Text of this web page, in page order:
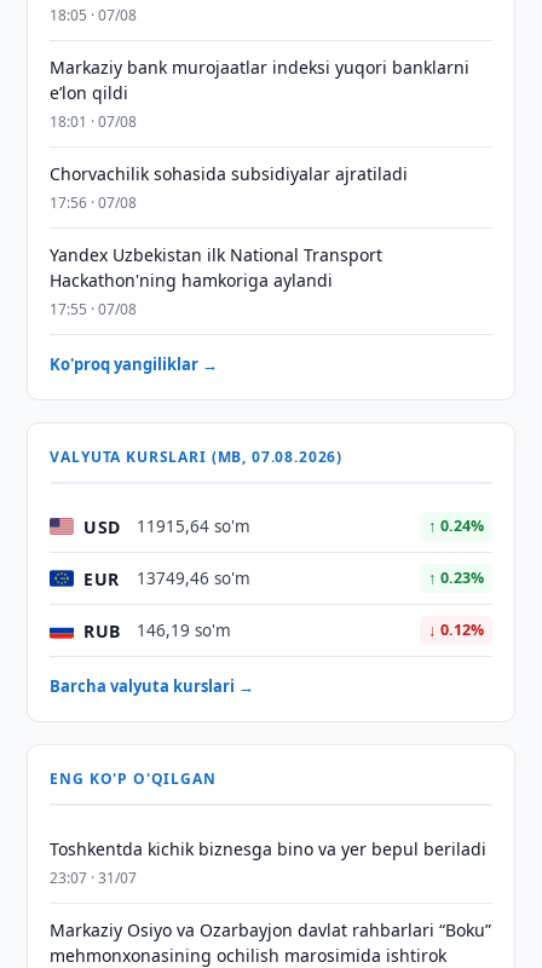
18:05 · 07/08
Markaziy bank murojaatlar indeksi yuqori banklarni
eʼlon qildi
18:01 · 07/08
Chorvachilik sohasida subsidiyalar ajratiladi
17:56 · 07/08
Yandex Uzbekistan ilk National Transport
Hackathon'ning hamkoriga aylandi
17:55 · 07/08
Ko'proq yangiliklar →
VALYUTA KURSLARI (MB, 07.08.2026)
USD 11915,64 so'm ↑ 0.24%
EUR 13749,46 so'm ↑ 0.23%
RUB 146,19 so'm ↓ 0.12%
Barcha valyuta kurslari →
ENG KO'P O'QILGAN
Toshkentda kichik biznesga bino va yer bepul beriladi
23:07 · 31/07
Markaziy Osiyo va Ozarbayjon davlat rahbarlari “Boku”
mehmonxonasining ochilish marosimida ishtirok